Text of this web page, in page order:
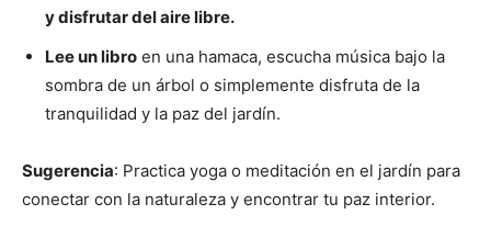
y disfrutar del aire libre.
Lee un libro en una hamaca, escucha música bajo la
sombra de un árbol o simplemente disfruta de la
tranquilidad y la paz del jardín.
Sugerencia: Practica yoga o meditación en el jardín para
conectar con la naturaleza y encontrar tu paz interior.